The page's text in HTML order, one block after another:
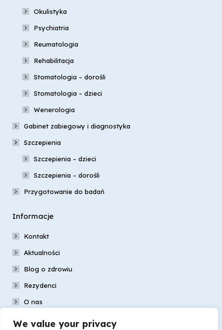
We value your privacy
Okulistyka
Psychiatria
Reumatologia
Rehabilitacja
Stomatologia – dorośli
Stomatologia – dzieci
Wenerologia
Gabinet zabiegowy i diagnostyka
Szczepienia
Szczepienia – dzieci
Szczepienia – dorośli
Przygotowanie do badań
Informacje
Kontakt
Aktualności
Blog o zdrowiu
Rezydenci
O nas
Nasz zespół